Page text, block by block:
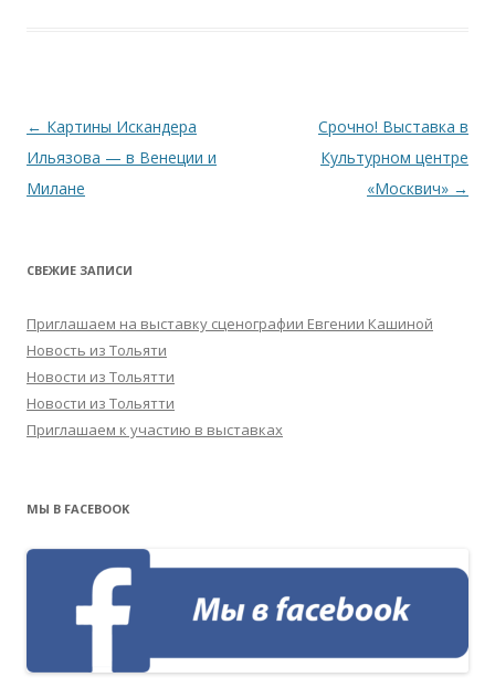
Навигация
по
записям
← Картины Искандера
Ильязова — в Венеции и
Милане
Срочно! Выставка в
Культурном центре
«Москвич» →
СВЕЖИЕ ЗАПИСИ
Приглашаем на выставку сценографии Евгении Кашиной
Новость из Тольяти
Новости из Тольятти
Новости из Тольятти
Приглашаем к участию в выставках
МЫ В FACEBOOK